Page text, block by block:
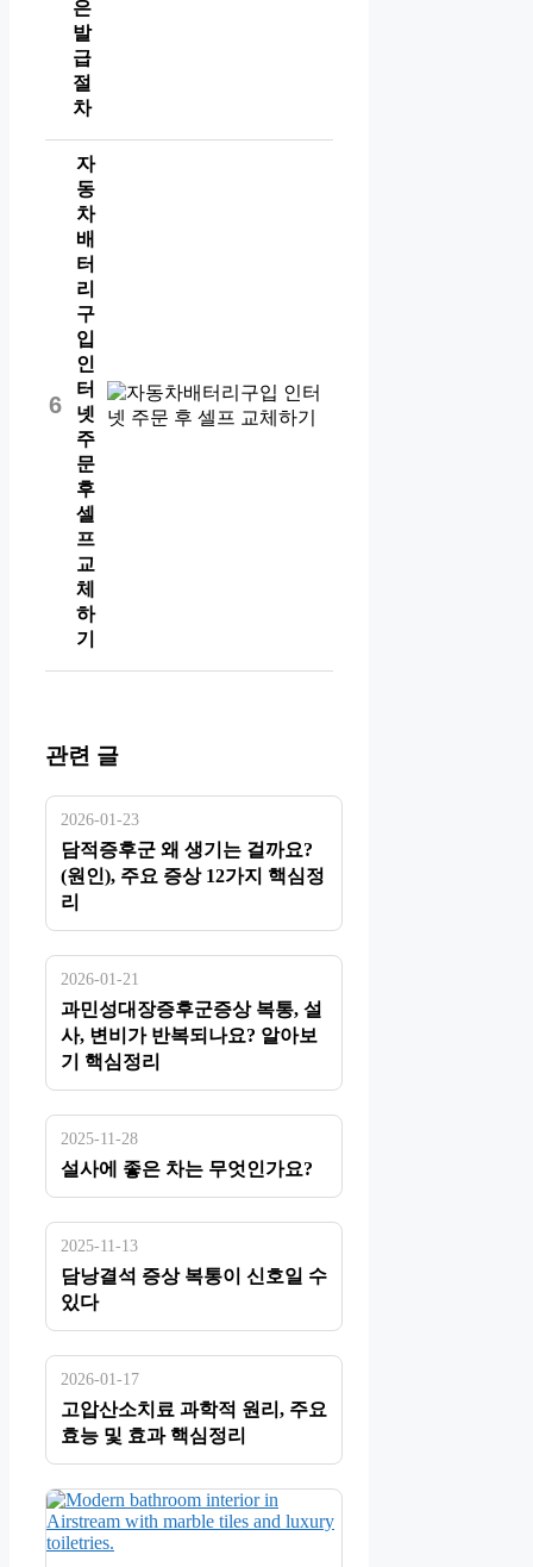
은
발
급
절
차
6
자
동
차
배
터
리
구
입
인
터
넷
주
문
후
셀
프
교
체
하
기
관련 글
2026-01-23
담적증후군 왜 생기는 걸까요?
(원인), 주요 증상 12가지 핵심정
리
2026-01-21
과민성대장증후군증상 복통, 설
사, 변비가 반복되나요? 알아보
기 핵심정리
2025-11-28
설사에 좋은 차는 무엇인가요?
2025-11-13
담낭결석 증상 복통이 신호일 수
있다
2026-01-17
고압산소치료 과학적 원리, 주요
효능 및 효과 핵심정리